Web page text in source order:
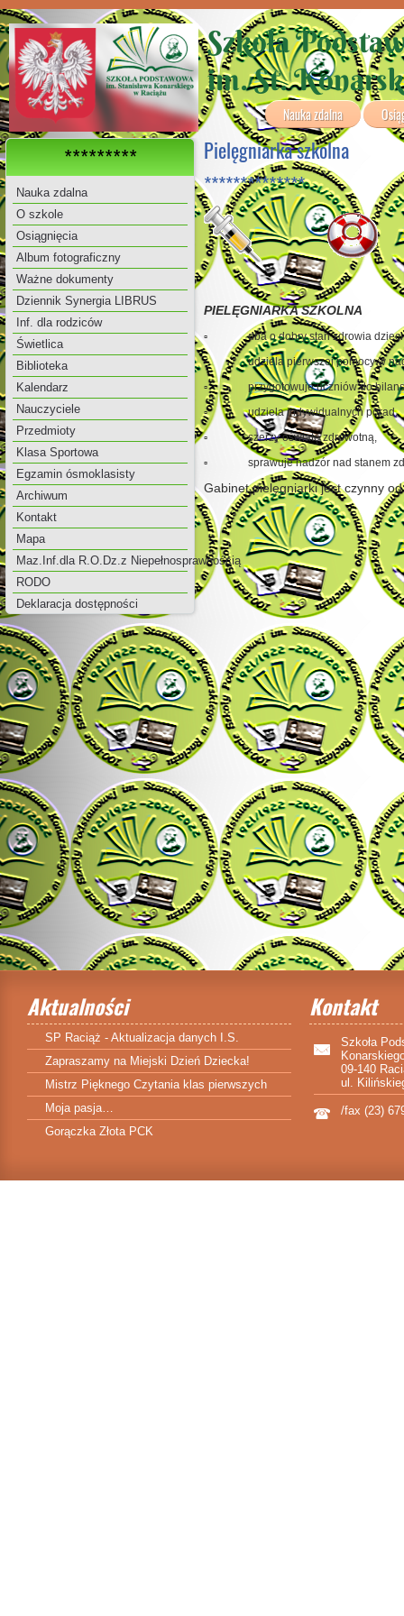
Szkoła
im. St.
Nauka zdalna
*********
Nauka zdalna
O szkole
Osiągnięcia
Album fotograficzny
Ważne dokumenty
Dziennik Synergia LIBRUS
Inf. dla rodziców
Świetlica
Biblioteka
Kalendarz
Nauczyciele
Przedmioty
Klasa Sportowa
Egzamin ósmoklasisty
Archiwum
Kontakt
Mapa
Maz.Inf.dla R.O.Dz.z Niepełnosprawnością
RODO
Deklaracja dostępności
Pielęgniarka szkolna
**************
PIELĘGNIARKA SZKOLNA
▫ dba o dobry stan zdrowia dzieci
▫ udziela pierwszej pomocy w
▫ przygotowuje uczniów do
▫ udziela indywidualnych porad,
▫ szerzy oświatę zdrowotną,
▫ sprawuje nadzór nad stanem
Gabinet pielęgniarki jest czynny
Aktualności
SP Raciąż - Aktualizacja danych I.S.
Zapraszamy na Miejski Dzień Dziecka!
Mistrz Pięknego Czytania klas pierwszych
Moja pasja…
Gorączka Złota PCK
Kontakt
Szkoła
09-140
ul.
/fax (23)